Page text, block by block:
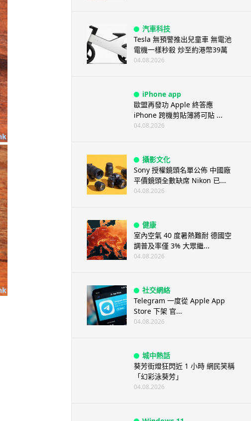
汽車科技
Tesla 無預警推出兒童車 無電池
電機一樣秒殺 炒至約港幣39萬
04.08.2026
iPhone app
歐盟再發功 Apple 終答應
iPhone 跨機剪貼簿將可貼 ...
04.08.2026
攝影文化
Sony 授權鏡頭名單公佈 中國廠
平價鏡頭全數缺席 Nikon 已...
04.08.2026
健康
室內空氣 40 度暑熱難耐 德國空
調普及率僅 3% 大眾繼...
04.08.2026
社交網絡
Telegram 一度從 Apple App
Store 下架 官...
04.08.2026
城中熱話
葵芳街燈狂閃近 1 小時 網民笑稱
「幻彩泳葵芳」
04.08.2026